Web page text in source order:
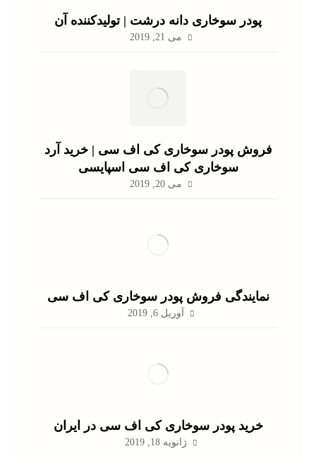
پودر سوخاری دانه درشت | تولیدکننده آن
می 21, 2019
فروش پودر سوخاری کی اف سی | خرید آرد
سوخاری کی اف سی اسپایسی
می 20, 2019
نمایندگی فروش پودر سوخاری کی اف سی
آوریل 6, 2019
خرید پودر سوخاری کی اف سی در ایران
ژانویه 18, 2019